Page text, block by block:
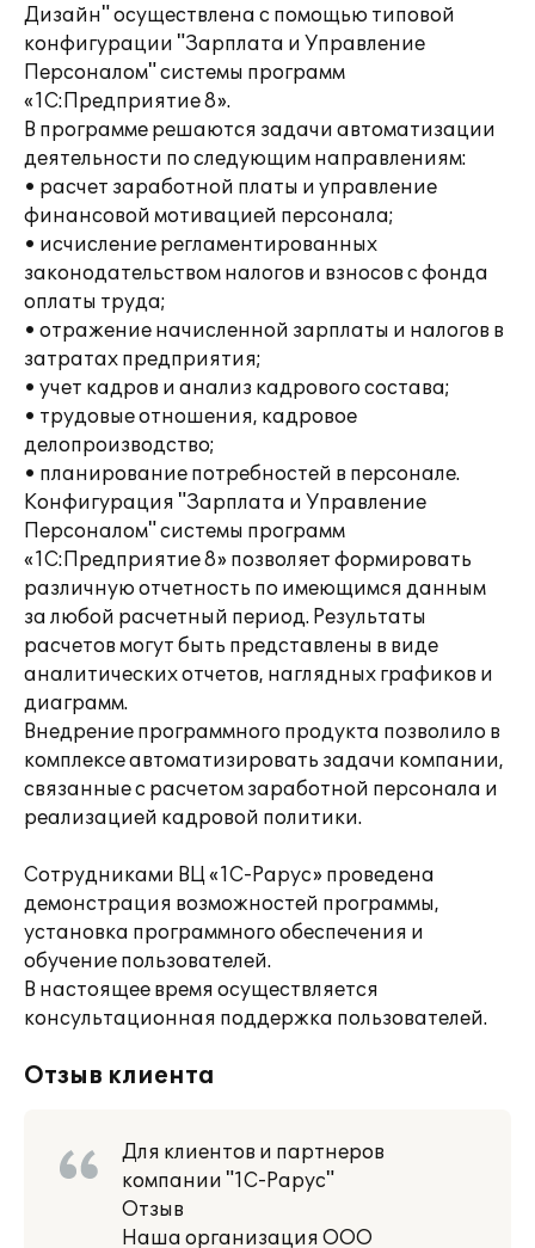
Дизайн" осуществлена с помощью типовой
конфигурации "Зарплата и Управление
Персоналом" системы программ
«1С:Предприятие 8».
В программе решаются задачи автоматизации
деятельности по следующим направлениям:
• расчет заработной платы и управление
финансовой мотивацией персонала;
• исчисление регламентированных
законодательством налогов и взносов с фонда
оплаты труда;
• отражение начисленной зарплаты и налогов в
затратах предприятия;
• учет кадров и анализ кадрового состава;
• трудовые отношения, кадровое
делопроизводство;
• планирование потребностей в персонале.
Конфигурация "Зарплата и Управление
Персоналом" системы программ
«1С:Предприятие 8» позволяет формировать
различную отчетность по имеющимся данным
за любой расчетный период. Результаты
расчетов могут быть представлены в виде
аналитических отчетов, наглядных графиков и
диаграмм.
Внедрение программного продукта позволило в
комплексе автоматизировать задачи компании,
связанные с расчетом заработной персонала и
реализацией кадровой политики.
Сотрудниками ВЦ «1С-Рарус» проведена
демонстрация возможностей программы,
установка программного обеспечения и
обучение пользователей.
В настоящее время осуществляется
консультационная поддержка пользователей.
Отзыв клиента
Для клиентов и партнеров
компании "1С-Рарус"
Отзыв
Наша организация ООО